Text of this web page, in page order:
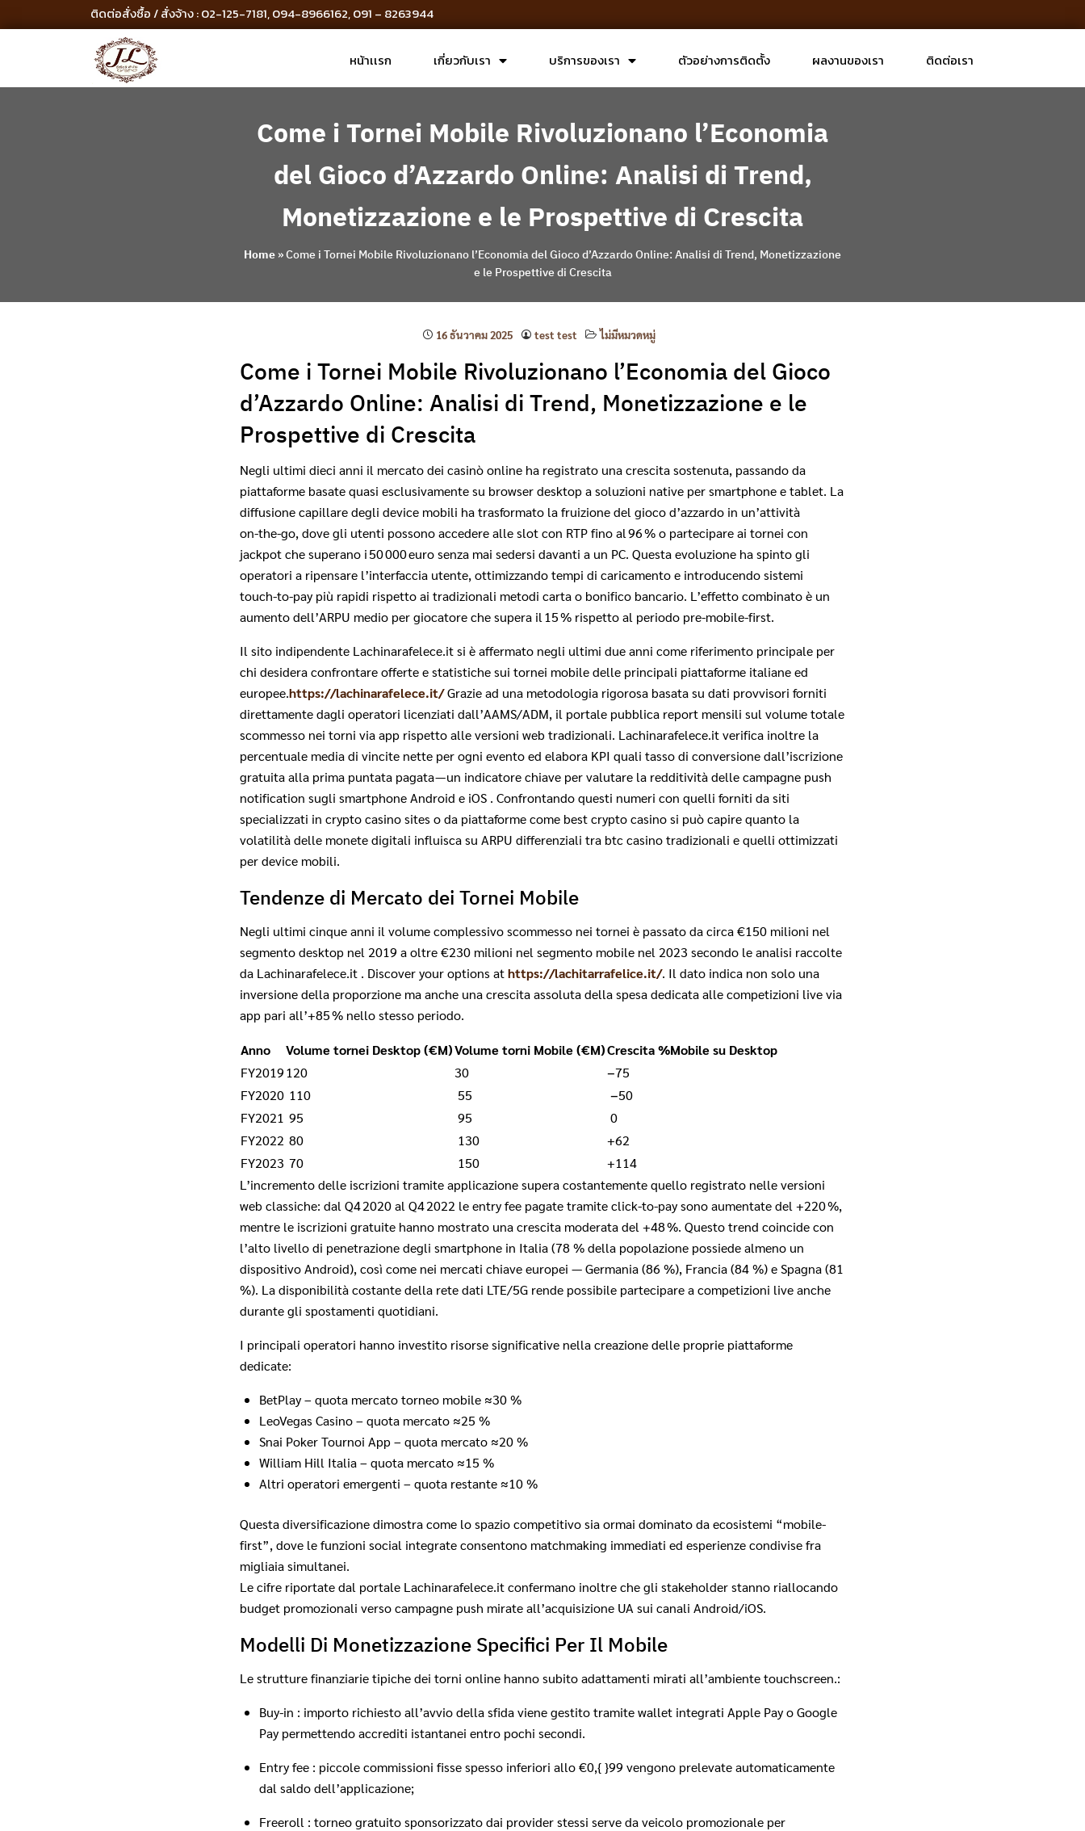
ติดต่อสั่งซื้อ / สั่งจ้าง : 02-125-7181, 094-8966162, 091 – 8263944
หน้าเเรก เกี่ยวกับเรา บริการของเรา ตัวอย่างการติดตั้ง ผลงานของเรา ติดต่อเรา
Come i Tornei Mobile Rivoluzionano l’Economia
del Gioco d’Azzardo Online: Analisi di Trend,
Monetizzazione e le Prospettive di Crescita
Home »Come i Tornei Mobile Rivoluzionano l’Economia del Gioco d’Azzardo Online: Analisi di Trend, Monetizzazione
e le Prospettive di Crescita
16 ธันวาคม 2025 test test ไม่มีหมวดหมู่
Come i Tornei Mobile Rivoluzionano l’Economia del Gioco
d’Azzardo Online: Analisi di Trend, Monetizzazione e le
Prospettive di Crescita
Negli ultimi dieci anni il mercato dei casinò online ha registrato una crescita sostenuta, passando da
piattaforme basate quasi esclusivamente su browser desktop a soluzioni native per smartphone e tablet. La
diffusione capillare degli device mobili ha trasformato la fruizione del gioco d’azzardo in un’attività
on‑the‑go, dove gli utenti possono accedere alle slot con RTP fino al 96 % o partecipare ai tornei con
jackpot che superano i 50 000 euro senza mai sedersi davanti a un PC. Questa evoluzione ha spinto gli
operatori a ripensare l’interfaccia utente, ottimizzando tempi di caricamento e introducendo sistemi
touch‑to‑pay più rapidi rispetto ai tradizionali metodi carta o bonifico bancario. L’effetto combinato è un
aumento dell’ARPU medio per giocatore che supera il 15 % rispetto al periodo pre‑mobile‑first.
Il sito indipendente Lachinarafelece.it si è affermato negli ultimi due anni come riferimento principale per
chi desidera confrontare offerte e statistiche sui tornei mobile delle principali piattaforme italiane ed
europee.https://lachinarafelece.it/Grazie ad una metodologia rigorosa basata su dati provvisori forniti
direttamente dagli operatori licenziati dall’AAMS/ADM, il portale pubblica report mensili sul volume totale
scommesso nei torni via app rispetto alle versioni web tradizionali. Lachinarafelece.it verifica inoltre la
percentuale media di vincite nette per ogni evento ed elabora KPI quali tasso di conversione dall’iscrizione
gratuita alla prima puntata pagata — un indicatore chiave per valutare la redditività delle campagne push
notification sugli smartphone Android e iOS . Confrontando questi numeri con quelli forniti da siti
specializzati in crypto casino sites o da piattaforme come best crypto casino si può capire quanto la
volatilità delle monete digitali influisca su ARPU differenziali tra btc casino tradizionali e quelli ottimizzati
per device mobili.
Tendenze di Mercato dei Tornei Mobile
Negli ultimi cinque anni il volume complessivo scommesso nei tornei è passato da circa €150 milioni nel
segmento desktop nel 2019 a oltre €230 milioni nel segmento mobile nel 2023 secondo le analisi raccolte
da Lachinarafelece.it . Discover your options athttps://lachitarrafelice.it/. Il dato indica non solo una
inversione della proporzione ma anche una crescita assoluta della spesa dedicata alle competizioni live via
app pari all’+85 % nello stesso periodo.
Anno Volume tornei Desktop (€M)Volume torni Mobile (€M)Crescita %Mobile su Desktop
FY2019120 30
−75
FY2020 110 55
−50
FY2021 95 95
0
FY2022 80 130
+62
FY2023 70 150
+114
L’incremento delle iscrizioni tramite applicazione supera costantemente quello registrato nelle versioni
web classiche: dal Q4 2020 al Q4 2022 le entry fee pagate tramite click-to-pay sono aumentate del +220 %,
mentre le iscrizioni gratuite hanno mostrato una crescita moderata del +48 %. Questo trend coincide con
l’alto livello di penetrazione degli smartphone in Italia (78 % della popolazione possiede almeno un
dispositivo Android), così come nei mercati chiave europei — Germania (86 %), Francia (84 %) e Spagna (81
%). La disponibilità costante della rete dati LTE/5G rende possibile partecipare a competizioni live anche
durante gli spostamenti quotidiani.
I principali operatori hanno investito risorse significative nella creazione de​l​le proprie piattaforme
dedicate:
BetPlay – quota mercato torneo mobile ≈30 %
LeoVegas Casino – quota mercato ≈25 %
Snai Poker Tournoi App – quota mercato ≈20 %
William Hill Italia – quota mercato ≈15 %
Altri operatori emergenti – quota restante ≈10 %
Questa diversificazione dimostra come lo spazio competitivo sia ormai dominato da ecosistemi “mobile‐
first”, dove le funzioni social integrate consentono matchmaking immediati ed esperienze condivise fra
migliaia simultanei.
Le cifre riportate dal portale Lachinarafelece.it confermano inoltre che gli stakeholder stanno riallocando
budget promozionali verso campagne push mirate all’acquisizione UA sui canali Android/iOS.
Modelli Di Monetizzazione Specifici Per Il Mobile
Le strutture finanziarie tipiche dei torni online hanno subito adattamenti mirati all’ambiente touchscreen.:
Buy‑in : importo richiesto all’avvio della sfida viene gestito tramite wallet integrati Apple Pay o Google
Pay permettendo accrediti istantanei entro pochi secondi.
Entry fee : piccole commissioni fisse spesso inferiori allo €0,{ }99 vengono prelevate automaticamente
dal saldo dell’applicazione;
Freeroll : torneo gratuito sponsorizzato dai provider stessi serve da veicolo promozionale per